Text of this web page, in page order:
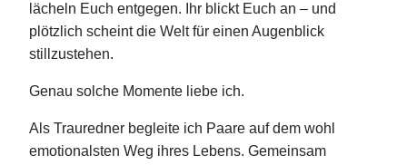
lächeln Euch entgegen. Ihr blickt Euch an – und
plötzlich scheint die Welt für einen Augenblick
stillzustehen.
Genau solche Momente liebe ich.
Als Trauredner begleite ich Paare auf dem wohl
emotionalsten Weg ihres Lebens. Gemeinsam